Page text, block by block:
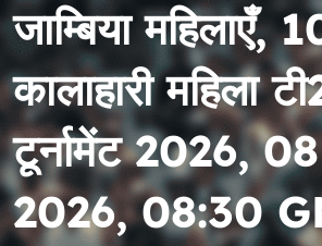
जाम्बिया महिलाएँ,
कालाहारी महिला
टूर्नामेंट 2026,
2026, 08:30